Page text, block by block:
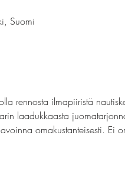
Suomi
rennosta ilmapiiristä
laadukkaasta
omakustanteisesti. Ei